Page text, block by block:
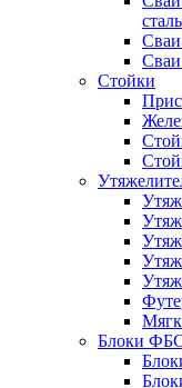
Сваи
Стойки
Блоки